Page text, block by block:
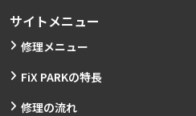
サイトメニュー
修理メニュー
FiX PARKの特長
修理の流れ